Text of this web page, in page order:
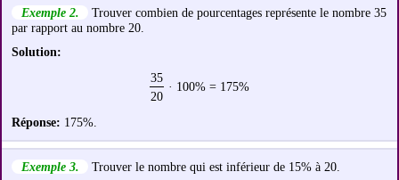
Exemple 2.
Trouver combien de pourcentages représente le nombre 35
par rapport au nombre 20.
Solution:
35
· 100% = 175%
20
Réponse: 175%.
Exemple 3.
Trouver le nombre qui est inférieur de 15% à 20.